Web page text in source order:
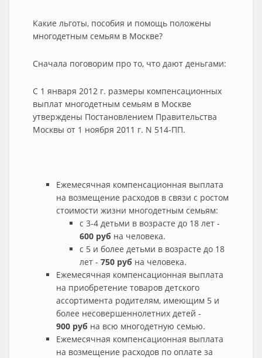
Какие льготы, пособия и помощь положены
многодетным семьям в Москве?
Сначала поговорим про то, что дают деньгами:
С 1 января 2012 г. размеры компенсационных
выплат многодетным семьям в Москве
утверждены Постановлением Правительства
Москвы от 1 ноября 2011 г. N 514-ПП.
Ежемесячная компенсационная выплата
на возмещение расходов в связи с ростом
стоимости жизни многодетным семьям:
с 3-4 детьми в возрасте до 18 лет -
600 руб на человека.
с 5 и более детьми в возрасте до 18
лет - 750 руб на человека.
Ежемесячная компенсационная выплата
на приобретение товаров детского
ассортимента родителям, имеющим 5 и
более несовершеннолетних детей -
900 руб на всю многодетную семью.
Ежемесячная компенсационная выплата
на возмещение расходов по оплате за